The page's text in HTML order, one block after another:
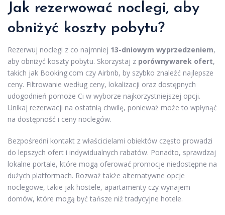
Jak rezerwować noclegi, aby
obniżyć koszty pobytu?
Rezerwuj noclegi z co najmniej 13-dniowym wyprzedzeniem,
aby obniżyć koszty pobytu. Skorzystaj z porównywarek ofert,
takich jak Booking.com czy Airbnb, by szybko znaleźć najlepsze
ceny. Filtrowanie według ceny, lokalizacji oraz dostępnych
udogodnień pomoże Ci w wyborze najkorzystniejszej opcji.
Unikaj rezerwacji na ostatnią chwilę, ponieważ może to wpłynąć
na dostępność i ceny noclegów.
Bezpośredni kontakt z właścicielami obiektów często prowadzi
do lepszych ofert i indywidualnych rabatów. Ponadto, sprawdzaj
lokalne portale, które mogą oferować promocje niedostępne na
dużych platformach. Rozważ także alternatywne opcje
noclegowe, takie jak hostele, apartamenty czy wynajem
domów, które mogą być tańsze niż tradycyjne hotele.